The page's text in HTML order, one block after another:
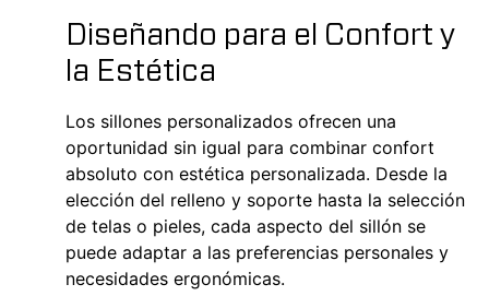
Diseñando para el Confort y
la Estética
Los sillones personalizados ofrecen una
oportunidad sin igual para combinar confort
absoluto con estética personalizada. Desde la
elección del relleno y soporte hasta la selección
de telas o pieles, cada aspecto del sillón se
puede adaptar a las preferencias personales y
necesidades ergonómicas.